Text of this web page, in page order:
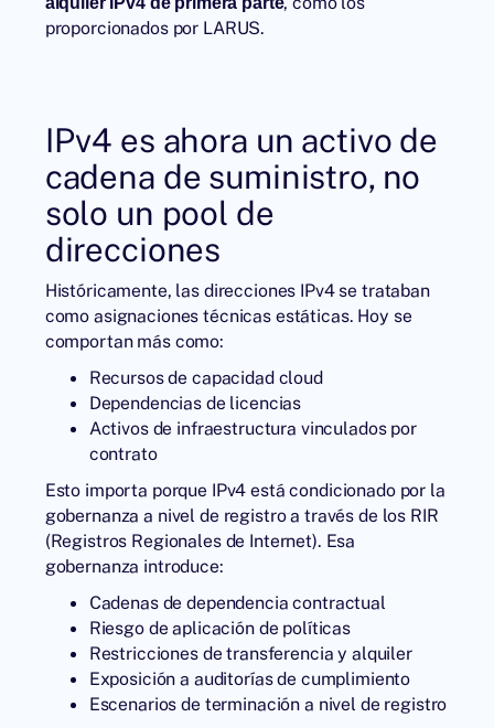
proporcionados por LARUS.
IPv4 es ahora un activo de
cadena de suministro, no
solo un pool de
direcciones
Históricamente, las direcciones IPv4 se trataban
como asignaciones técnicas estáticas. Hoy se
comportan más como:
Recursos de capacidad cloud
Dependencias de licencias
Activos de infraestructura vinculados por
contrato
Esto importa porque IPv4 está condicionado por la
gobernanza a nivel de registro a través de los RIR
(Registros Regionales de Internet). Esa
gobernanza introduce:
Cadenas de dependencia contractual
Riesgo de aplicación de políticas
Restricciones de transferencia y alquiler
Exposición a auditorías de cumplimiento
Escenarios de terminación a nivel de registro